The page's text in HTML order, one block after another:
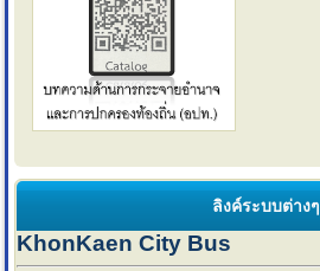
ลิงค์ระบบต่างๆ
KhonKaen City Bus